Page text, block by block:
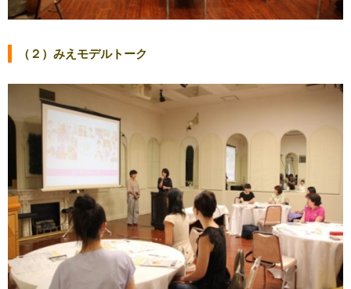
（２）みえモデルトーク